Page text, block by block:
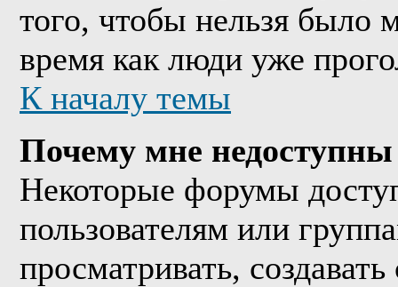
того, чтобы нельзя было
время как люди уже
К началу темы
Почему мне
Некоторые форумы
пользователям или
просматривать,